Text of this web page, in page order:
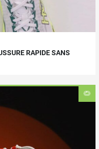
RAPIDE SANS